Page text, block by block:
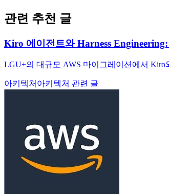
관련 추천 글
Kiro 에이전트와 Harness
LGU+의 대규모 AWS 마이그레이션에서 Kiro
아키텍처 아키텍처 관련 글